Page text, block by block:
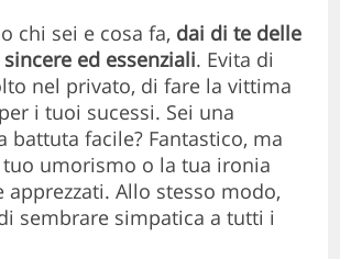
chi sei e cosa fa, dai di te delle
ed essenziali. Evita di
nel privato, di fare la vittima
i tuoi sucessi. Sei una
battuta facile? Fantastico, ma
umorismo o la tua ironia
apprezzati. Allo stesso modo,
sembrare simpatica a tutti i